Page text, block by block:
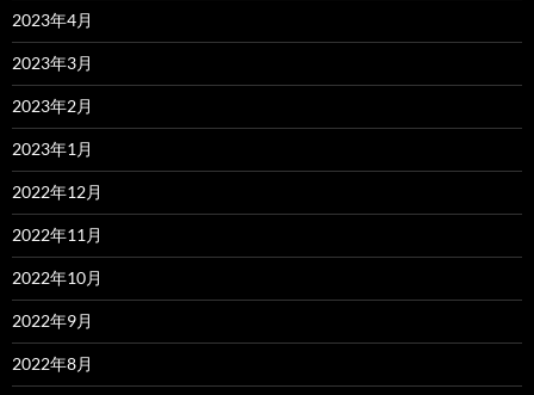
2023年4月
2023年3月
2023年2月
2023年1月
2022年12月
2022年11月
2022年10月
2022年9月
2022年8月